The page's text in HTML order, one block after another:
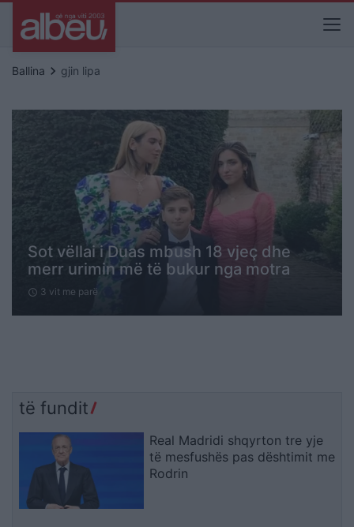
Ballina keyboard_arrow_right gjin lipa
Sot vëllai i Duas mbush 18 vjeç dhe
merr urimin më të bukur nga motra
schedule 3 vit me parë
të fundit
Real Madridi shqyrton tre yje
të mesfushës pas dështimit me
Rodrin